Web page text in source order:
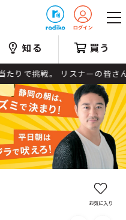
知る 買う
挑戦。 リスナーの皆さん
お気に入り